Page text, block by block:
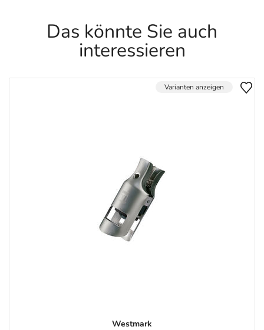
Das könnte Sie auch
interessieren
Varianten anzeigen
Westmark